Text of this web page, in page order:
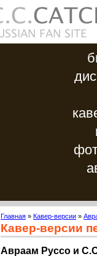
Главная » Кавер-версии »
Кавер-версии
Авраам Руссо и